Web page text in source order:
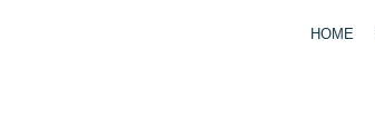
HOME